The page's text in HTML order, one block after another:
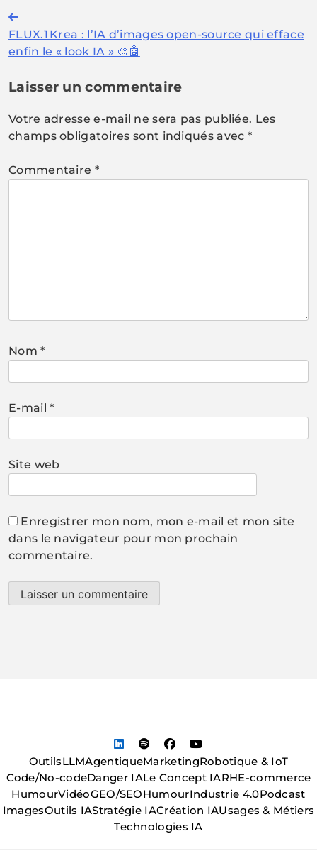
Navigation
de
FLUX.1 Krea : l’IA d’images open-source qui efface
enfin le « look IA » 🎨🤖
Laisser un commentaire
Votre adresse e-mail ne sera pas publiée. Les
champs obligatoires sont indiqués avec *
Commentaire *
Nom*
E-mail*
Site web
Enregistrer mon nom, mon e-mail et mon site
dans le navigateur pour mon prochain
commentaire.
OutilsLLMAgentiqueMarketingRobotique & IoT
Code/No-codeDanger IALe Concept IARHE-commerce
HumourVidéoGEO/SEOHumourIndustrie 4.0Podcast
ImagesOutils IAStratégie IACréation IAUsages & Métiers
Technologies IA